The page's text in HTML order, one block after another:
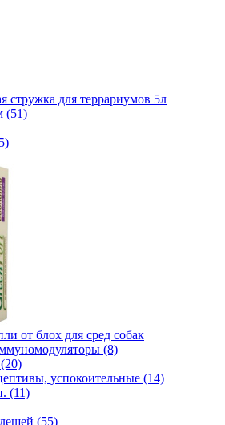
стружка для террариумов 5л
(51)
от блох для сред собак
(8)
успокоительные (14)
(11)
(55)